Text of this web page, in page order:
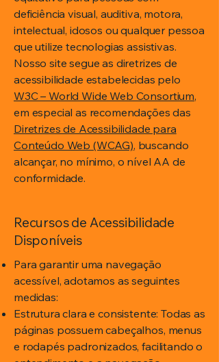
deficiência visual, auditiva, motora,
intelectual, idosos ou qualquer pessoa
que utilize tecnologias assistivas.
Nosso site segue as diretrizes de
acessibilidade estabelecidas pelo
W3C – World Wide Web Consortium,
em especial as recomendações das
Diretrizes de Acessibilidade para
Conteúdo Web (WCAG), buscando
alcançar, no mínimo, o nível AA de
conformidade.
Recursos de Acessibilidade
Disponíveis
Para garantir uma navegação
acessível, adotamos as seguintes
medidas:
Estrutura clara e consistente: Todas as
páginas possuem cabeçalhos, menus
e rodapés padronizados, facilitando o